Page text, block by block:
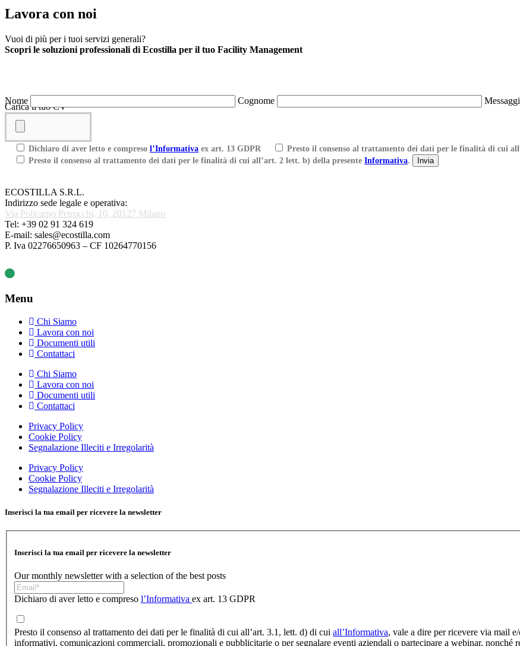
Lavora con noi
Vuoi di più per i tuoi servizi generali?
Scopri le soluzioni professionali di Ecostilla per il tuo Facility Management
Nome Cognome
Carica il tuo CV
Dichiaro di aver letto e compreso l’Informativa ex art. 13 GDPR Presto il consenso al trattamento dei dati per le finalità di cui
Presto il consenso al trattamento dei dati per le finalità di cui all’art. 2 lett. b) della presente Informativa.
ECOSTILLA S.R.L.
Indirizzo sede legale e operativa:
Via Policarpo Petrocchi, 10, 20127 Milano
Tel: +39 02 91 324 619
E-mail: sales@ecostilla.com
P. Iva 02276650963 – CF 10264770156
Menu
Chi Siamo
Lavora con noi
Documenti utili
Contattaci
Chi Siamo
Lavora con noi
Documenti utili
Contattaci
Privacy Policy
Cookie Policy
Segnalazione Illeciti e Irregolarità
Privacy Policy
Cookie Policy
Segnalazione Illeciti e Irregolarità
Inserisci la tua email per ricevere la newsletter
Inserisci la tua email per ricevere la newsletter
Our monthly newsletter with a selection of the best posts
Dichiaro di aver letto e compreso l’Informativa ex art. 13 GDPR
Presto il consenso al trattamento dei dati per le finalità di cui all’art. 3.1, lett. d) di cui all’Informativa, vale a dire per ricevere via mail
informativi, comunicazioni commerciali, promozionali e pubblicitarie o per segnalare eventi aziendali o partecipare a webinar, nonché